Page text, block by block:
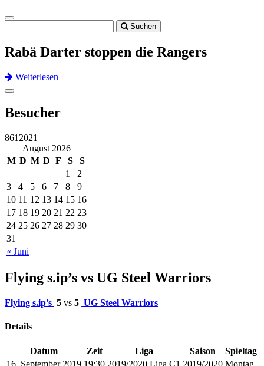
Toggle
navigation
Suchen
Rabä Darter stoppen die Rangers
Weiterlesen
Previous
Next
Toggle
Besucher
8612021
August 2026
M D M D F S S
« Juni
1
2
3
4 5 6 7 8
9
10 11 12 13 14 15 16
17 18 19 20 21 22 23
24 25 26 27 28 29 30
31
Flying s.ip’s vs UG Steel Warriors
Flying s.ip’s 5 vs 5 UG Steel Warriors
Details
Datum Zeit Liga Saison
Spieltag
16. September 2019 19:30 2019/2020 Liga C1 2019/2020 Montag